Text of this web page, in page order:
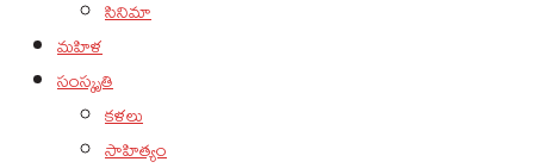
సినిమా
మహిళ
సంస్కృతి
కళలు
సాహిత్యం